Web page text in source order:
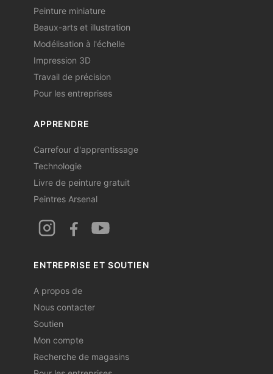
Peinture miniature
Beaux-arts et illustration
Modélisation à l'échelle
Impression 3D
Travail de précision
Pour les entreprises
APPRENDRE
Carrefour d'apprentissage
Technologie
Livre de peinture gratuit
Peintres Arsenal
ENTREPRISE ET SOUTIEN
A propos de
Nous contacter
Soutien
Mon compte
Recherche de magasins